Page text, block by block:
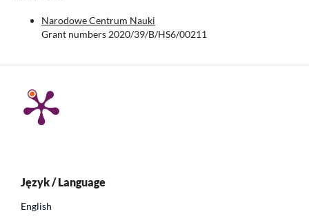
Narodowe Centrum Nauki
Grant numbers 2020/39/B/HS6/00211
Język / Language
English